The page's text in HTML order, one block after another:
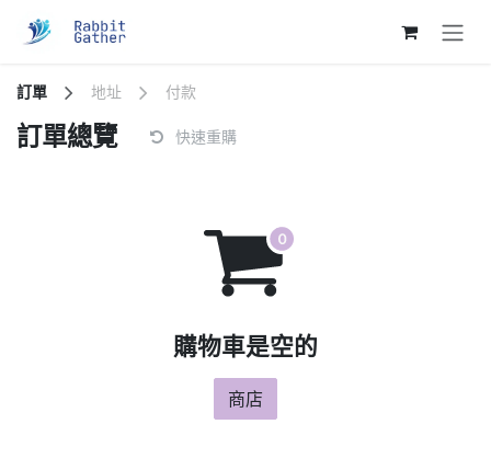
訂單 地址 付款
訂單總覽 快速重購
購物車是空的
商店